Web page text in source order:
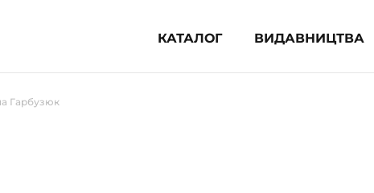
КАТАЛОГ ВИДАВНИЦТВА
література (1854)
Гарбузюк